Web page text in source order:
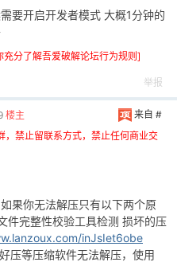
要开启开发者模式 大概1分钟的
充分了解吾爱破解论坛行为规则]
举报
来自 #
楼主
，禁止留联系方式，禁止任何商业交
果你无法解压只有以下两个原
完整性校验工具检测 损坏的压
inJsIet6obe
等压缩软件无法解压，使用